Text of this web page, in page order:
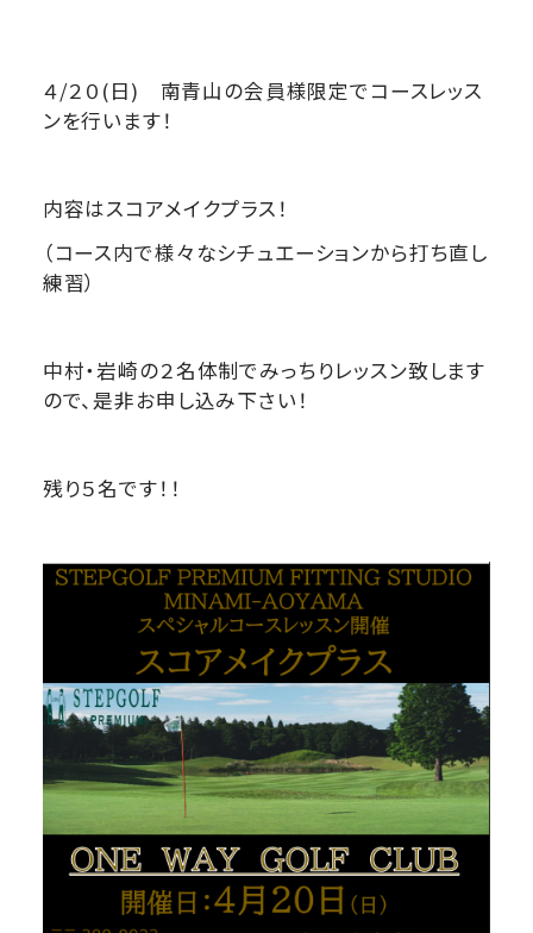
４/２０(日) 南青山の会員様限定でコースレッス
ンを行います！
内容はスコアメイクプラス！
（コース内で様々なシチュエーションから打ち直し
練習）
中村・岩崎の２名体制でみっちりレッスン致します
ので、是非お申し込み下さい！
残り５名です！！